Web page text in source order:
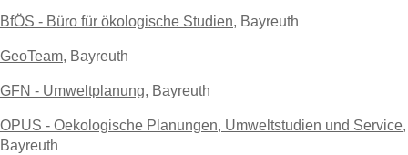
BfÖS - Büro für ökologische Studien, Bayreuth
GeoTeam, Bayreuth
GFN - Umweltplanung, Bayreuth
OPUS - Oekologische Planungen, Umweltstudien und Service,
Bayreuth